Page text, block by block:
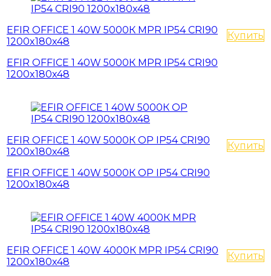
EFIR OFFICE 1 40W 5000К MPR IP54 CRI90
1200x180x48
EFIR OFFICE 1 40W 5000К MPR IP54 CRI90
1200x180x48
Купить
EFIR OFFICE 1 40W 5000К OP IP54 CRI90
1200x180x48
EFIR OFFICE 1 40W 5000К OP IP54 CRI90
1200x180x48
Купить
EFIR OFFICE 1 40W 4000К MPR IP54 CRI90
1200x180x48
Купить